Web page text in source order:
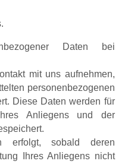
Daten bei
mit uns aufnehmen,
personenbezogenen
Diese Daten werden für
Anliegens und der
erfolgt, sobald deren
Ihres Anliegens nicht